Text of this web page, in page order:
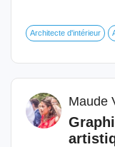
Architecte d'intérieur
Maude